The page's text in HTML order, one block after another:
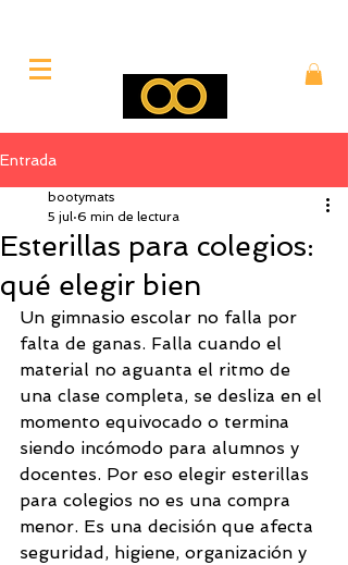
Entrada
Esterillas para colegios:
qué elegir bien
bootymats
5 jul 6 min de lectura
Un gimnasio escolar no falla por
falta de ganas. Falla cuando el
material no aguanta el ritmo de
una clase completa, se desliza en el
momento equivocado o termina
siendo incómodo para alumnos y
docentes. Por eso elegir esterillas
para colegios no es una compra
menor. Es una decisión que afecta
seguridad, higiene, organización y